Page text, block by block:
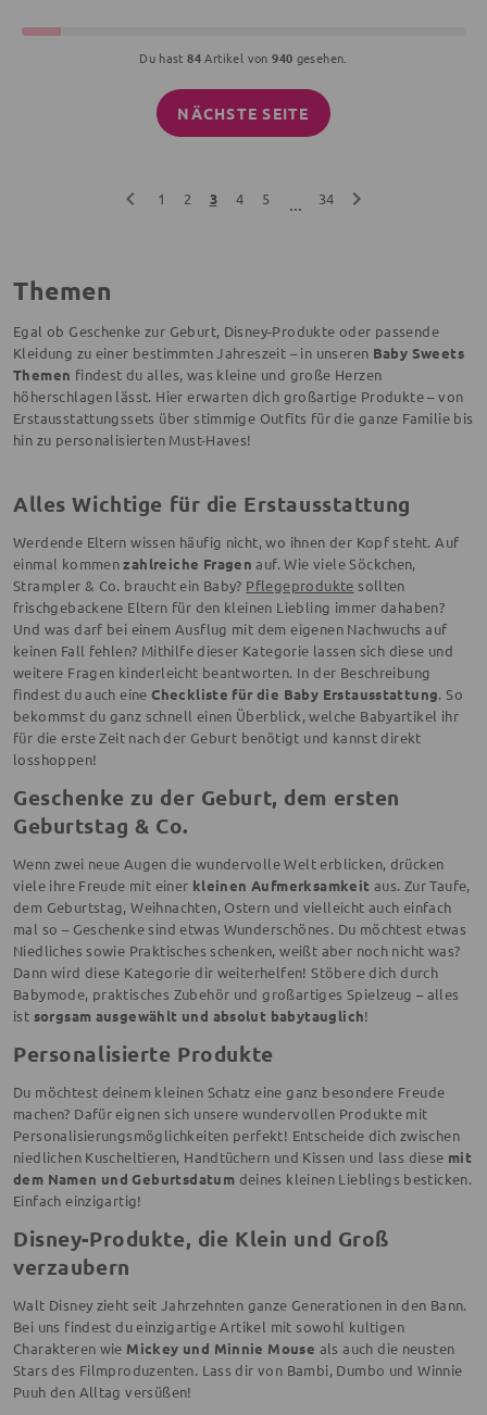
Du hast84Artikel von940 gesehen.
NÄCHSTE SEITE
1 2 3 4 5 34
Themen
Egal ob Geschenke zur Geburt, Disney-Produkte oder passende
Kleidung zu einer bestimmten Jahreszeit – in unseren Baby Sweets
Themen findest du alles, was kleine und große Herzen
höherschlagen lässt. Hier erwarten dich großartige Produkte – von
Erstausstattungssets über stimmige Outfits für die ganze Familie bis
hin zu personalisierten Must-Haves!
Alles Wichtige für die Erstausstattung
Werdende Eltern wissen häufig nicht, wo ihnen der Kopf steht. Auf
einmal kommenzahlreiche Fragen auf. Wie viele Söckchen,
Strampler & Co. braucht ein Baby? Pflegeprodukte sollten
frischgebackene Eltern für den kleinen Liebling immer dahaben?
Und was darf bei einem Ausflug mit dem eigenen Nachwuchs auf
keinen Fall fehlen? Mithilfe dieser Kategorie lassen sich diese und
weitere Fragen kinderleicht beantworten. In der Beschreibung
findest du auch eineCheckliste für die Baby Erstausstattung. So
bekommst du ganz schnell einen Überblick, welche Babyartikel ihr
für die erste Zeit nach der Geburt benötigt und kannst direkt
losshoppen!
Geschenke zu der Geburt, dem ersten
Geburtstag & Co.
Wenn zwei neue Augen die wundervolle Welt erblicken, drücken
viele ihre Freude mit einer kleinen Aufmerksamkeit aus. Zur Taufe,
dem Geburtstag, Weihnachten, Ostern und vielleicht auch einfach
mal so – Geschenke sind etwas Wunderschönes. Du möchtest etwas
Niedliches sowie Praktisches schenken, weißt aber noch nicht was?
Dann wird diese Kategorie dir weiterhelfen! Stöbere dich durch
Babymode, praktisches Zubehör und großartiges Spielzeug – alles
ist sorgsam ausgewählt und absolut babytauglich!
Personalisierte Produkte
Du möchtest deinem kleinen Schatz eine ganz besondere Freude
machen? Dafür eignen sich unsere wundervollen Produkte mit
Personalisierungsmöglichkeiten perfekt! Entscheide dich zwischen
niedlichen Kuscheltieren, Handtüchern und Kissen und lass diese mit
dem Namen und Geburtsdatum deines kleinen Lieblings besticken.
Einfach einzigartig!
Disney-Produkte, die Klein und Groß
verzaubern
Walt Disney zieht seit Jahrzehnten ganze Generationen in den Bann.
Bei uns findest du einzigartige Artikel mit sowohl kultigen
Charakteren wie Mickey und Minnie Mouse als auch die neusten
Stars des Filmproduzenten. Lass dir von Bambi, Dumbo und Winnie
Puuh den Alltag versüßen!